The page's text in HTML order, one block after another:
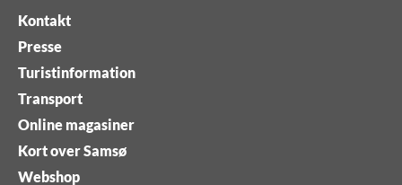
Kontakt
Presse
Turistinformation
Transport
Online magasiner
Kort over Samsø
Webshop